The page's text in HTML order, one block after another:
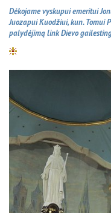
Dėkojame vyskupui emeritui
Juozapui Kuodžiui, kun. Tomui
palydėjimą link Dievo